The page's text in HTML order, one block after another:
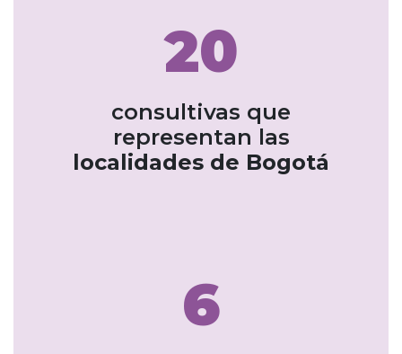
20
consultivas que
representan las
localidades de Bogotá
6